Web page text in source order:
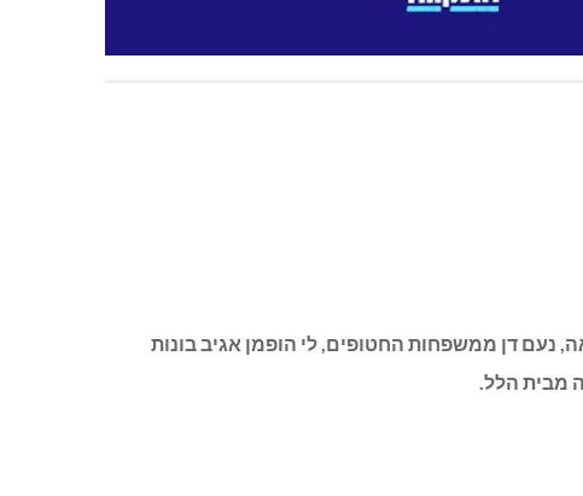
דן ממשפחות החטופים, לי הופמן אגיב בונות
מבית הלל.